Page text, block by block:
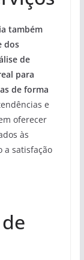
também
dos
de
para
de forma
e
oferecer
às
a satisfação